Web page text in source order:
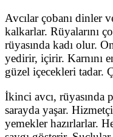
Avcılar çobanı dinler
kalkarlar. Rüyalarını
rüyasında kadı olur.
yedirir, içirir. Karnını
güzel içecekleri tadar.
İkinci avcı, rüyasında
sarayda yaşar.
yemekler hazırlarlar.